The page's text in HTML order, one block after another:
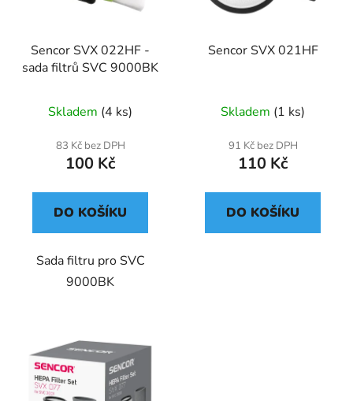
Sencor SVX 022HF -
sada filtrů SVC 9000BK
Skladem (4 ks)
83 Kč bez DPH
100 Kč
DO KOŠÍKU
Sada filtru pro SVC
9000BK
Sencor SVX 021HF
Skladem (1 ks)
91 Kč bez DPH
110 Kč
DO KOŠÍKU